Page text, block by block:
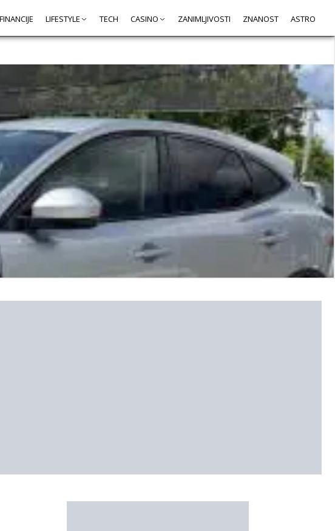
FINANCIJE LIFESTYLE TECH CASINO ZANIMLJIVOSTI ZNANOST ASTRO